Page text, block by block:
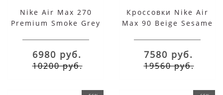
Nike Air Max 270
Premium Smoke Grey
6980 руб.
10200 руб.
Кроссовки Nike Air
Max 90 Beige Sesame
7580 руб.
19560 руб.